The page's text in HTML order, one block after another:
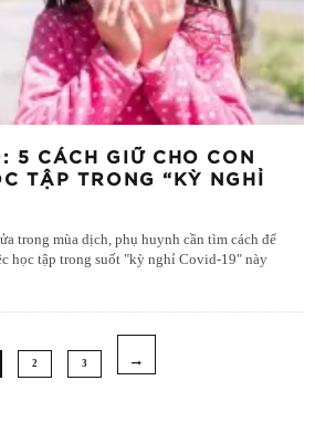
5 CÁCH GIỮ CHO CON
TẬP TRONG “KỲ NGHỈ
trong mùa dịch, phụ huynh cần tìm cách để
học tập trong suốt "kỳ nghỉ Covid-19" này
2 3